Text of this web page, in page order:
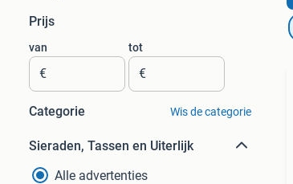
Prijs
van
€
tot
€
Categorie Wis de categorie
Sieraden, Tassen en Uiterlijk
Alle advertenties